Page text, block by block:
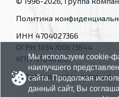
Политика
ИНН 4704027366
ОГРН 1034700873844
КПП 470401001
Мы используем cookie-
наилучшего
сайта. Продолжая
данный сайт, Вы